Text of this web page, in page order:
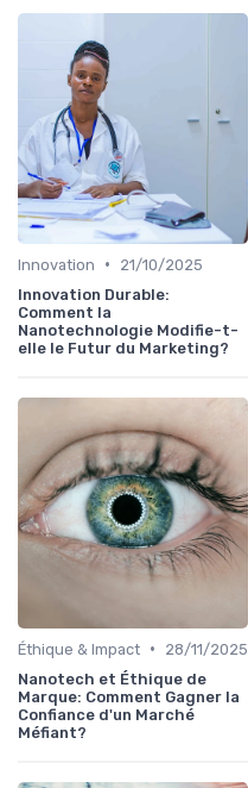
Innovation •
21/10/2025
Innovation Durable:
Comment la
Nanotechnologie Modifie-t-
elle le Futur du Marketing?
Éthique & Impact •
28/11/2025
Nanotech et Éthique de
Marque: Comment Gagner la
Confiance d'un Marché
Méfiant?